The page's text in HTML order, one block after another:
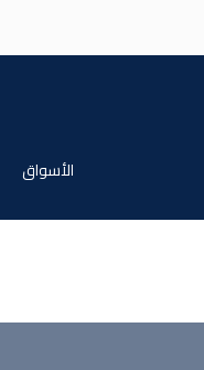
الأسواق